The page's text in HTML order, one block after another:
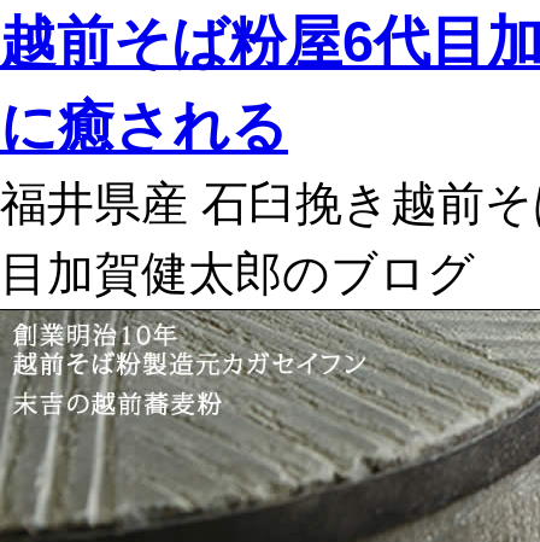
越前そば粉屋6代目
に癒される
福井県産 石臼挽き越前
目加賀健太郎のブログ